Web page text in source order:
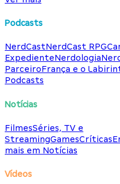
Podcasts
NerdCastNerdCast RPG
ExpedienteNerdologia
ParceiroFrança e o
Podcasts
Notícias
FilmesSéries, TV e
StreamingGamesCríticas
mais em Notícias
Vídeos